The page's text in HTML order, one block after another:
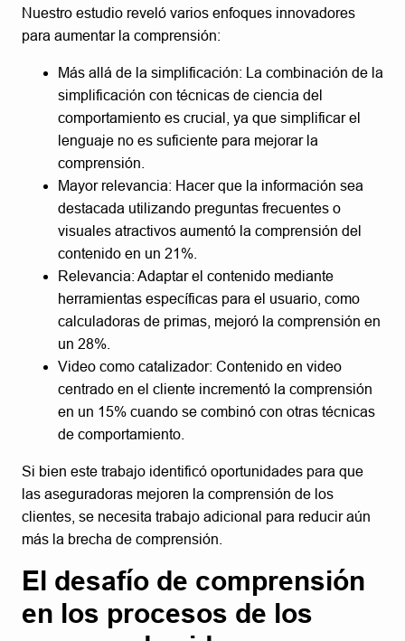
Nuestro estudio reveló varios enfoques innovadores
para aumentar la comprensión:
Más allá de la simplificación: La combinación de la
simplificación con técnicas de ciencia del
comportamiento es crucial, ya que simplificar el
lenguaje no es suficiente para mejorar la
comprensión.
Mayor relevancia: Hacer que la información sea
destacada utilizando preguntas frecuentes o
visuales atractivos aumentó la comprensión del
contenido en un 21%.
Relevancia: Adaptar el contenido mediante
herramientas específicas para el usuario, como
calculadoras de primas, mejoró la comprensión en
un 28%.
Video como catalizador: Contenido en video
centrado en el cliente incrementó la comprensión
en un 15% cuando se combinó con otras técnicas
de comportamiento.
Si bien este trabajo identificó oportunidades para que
las aseguradoras mejoren la comprensión de los
clientes, se necesita trabajo adicional para reducir aún
más la brecha de comprensión.
El desafío de comprensión
en los procesos de los